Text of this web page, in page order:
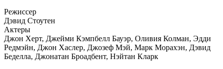
Режиссер
Дэвид Стоутен
Актеры
Джон Херт, Джейми Кэмпбелл Бауэр, Оливия Колман, Эдди
Редмэйн, Джон Хаслер, Джозеф Мэй, Марк Морахэн, Дэвид
Беделла, Джонатан Броадбент, Нэйтан Кларк